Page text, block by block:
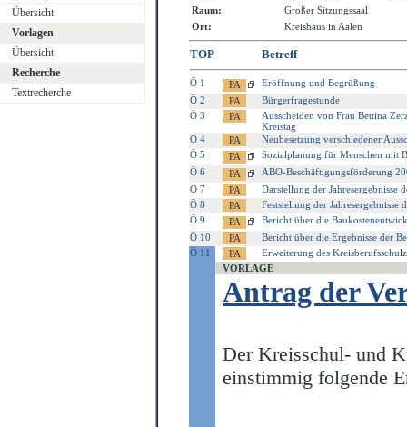
Übersicht
Vorlagen
Übersicht
Recherche
Textrecherche
Raum:
Großer Sitzungssaal
Ort:
Kreishaus in Aalen
TOP Betreff
Ö 1
Eröffnung und Begrüßung
Ö 2
Bürgerfragestunde
Ö 3
Ausscheiden von Frau Bettina
Kreistag
Ö 4
Neubesetzung verschiedener
Ö 5
Sozialplanung für Menschen mit
Ö 6
ABO-Beschäftigungsförderung
Ö 7
Darstellung der Jahresergebnisse
Ö 8
Feststellung der
Ö 9
Bericht über die
Ö 10
Bericht über die Ergebnisse der
Ö 11
Erweiterung des
VORLAGE
Antrag der
Der Kreisschul- und
einstimmig folgende